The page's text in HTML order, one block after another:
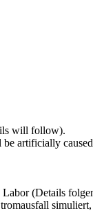
will follow).
artificially
Labor (Details